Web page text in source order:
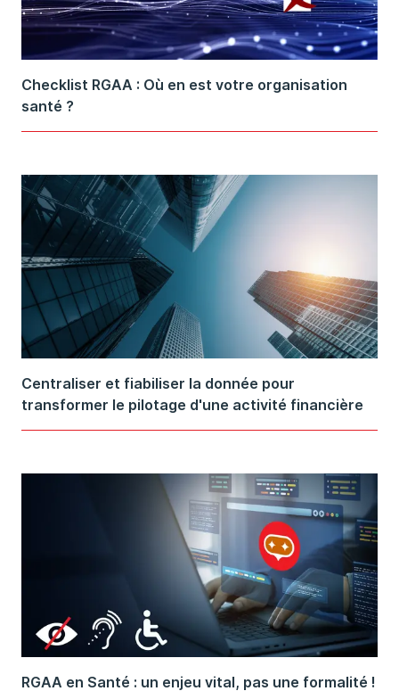
Checklist RGAA : Où en est votre organisation
santé ?
Centraliser et fiabiliser la donnée pour
transformer le pilotage d'une activité financière
RGAA en Santé : un enjeu vital, pas une formalité !